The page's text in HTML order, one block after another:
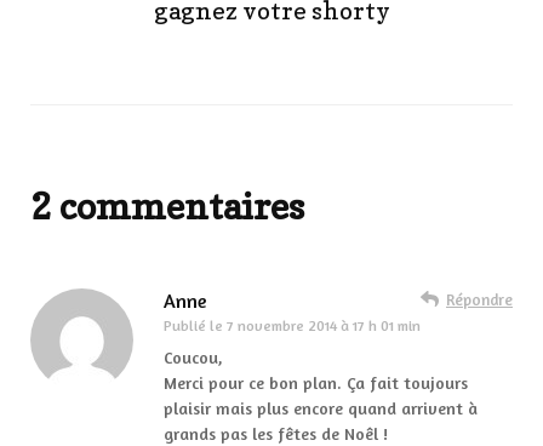
gagnez votre shorty
2 commentaires
Anne
Publié le 7 novembre 2014 à 17 h 01 min
Répondre
Coucou,
Merci pour ce bon plan. Ça fait toujours
plaisir mais plus encore quand arrivent à
grands pas les fêtes de Noêl !